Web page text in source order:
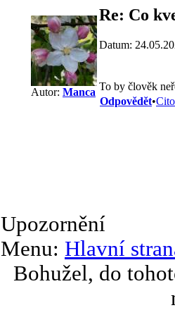
Autor: Manca
Re: Co
Datum:
To by člověk
Odpovědět•
Upozornění
Menu: Hlavní
Bohužel, do